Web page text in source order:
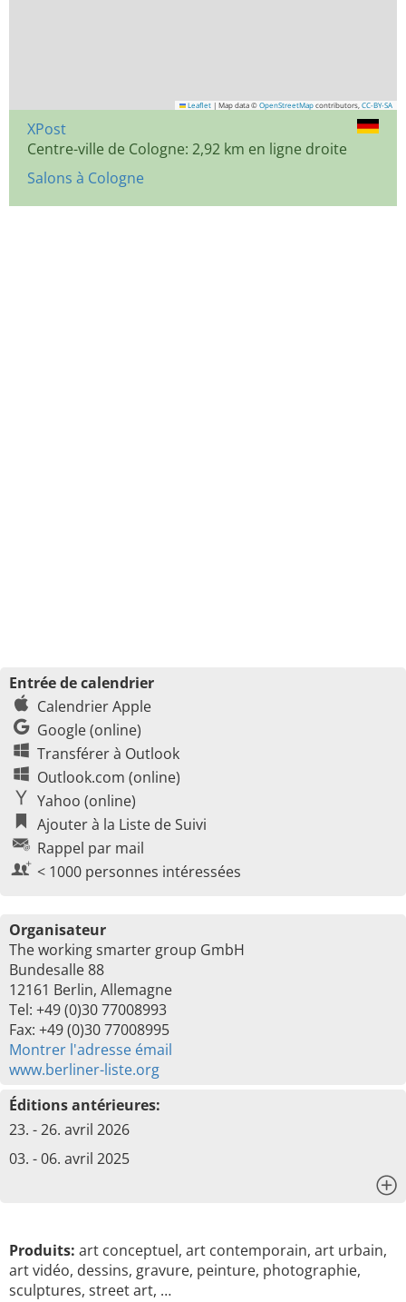
Leaflet | Map data © OpenStreetMap contributors, CC-BY-SA
XPost
Centre-ville de Cologne: 2,92 km en ligne droite
Salons à Cologne
Entrée de calendrier
Calendrier Apple
Google (online)
Transférer à Outlook
Outlook.com (online)
Yahoo (online)
Ajouter à la Liste de Suivi
Rappel par mail
< 1000 personnes intéressées
Organisateur
The working smarter group GmbH
Bundesalle 88
12161 Berlin, Allemagne
Tel: +49 (0)30 77008993
Fax: +49 (0)30 77008995
Montrer l'adresse émail
www.berliner-liste.org
Éditions antérieures:
23. - 26. avril 2026
03. - 06. avril 2025
Produits: art conceptuel, art contemporain, art urbain,
art vidéo, dessins, gravure, peinture, photographie,
sculptures, street art, …